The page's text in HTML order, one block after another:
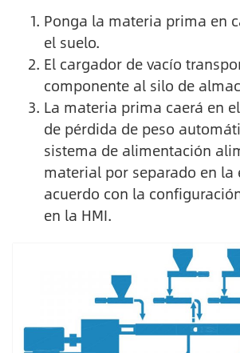
Ponga la materia prima en
el suelo.
El cargador de vacío
componente al silo de
La materia prima caerá en
de pérdida de peso
sistema de alimentación
material por separado en la
acuerdo con la
en la HMI.